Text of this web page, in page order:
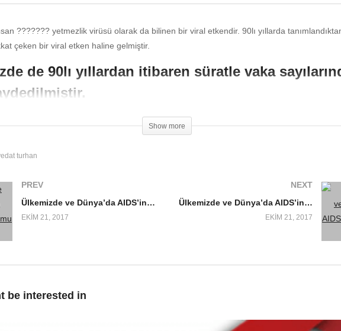
??????? yetmezlik virüsü olarak da bilinen bir viral etkendir. 90lı yıllarda
çeken bir viral etken haline gelmiştir.
de 90lı yıllardan itibaren süratle vaka
yolla alındıktan sonra korunmasız cinsel ilişkiyle alındıktan sonra özellikle
temel hücrelerini etkilemek suretiyle fonksiyon kayıplarına yol açmakta ve fırsatçı
Show more
turhan
PREV
Ülkemizde ve Dünya’da AIDS’in durumu nedir?
EKIM 21, 2017
NEXT
Ülkemizde ve Dünya’da AIDS’in durumu nedir?
EKIM 21, 2017
be interested in